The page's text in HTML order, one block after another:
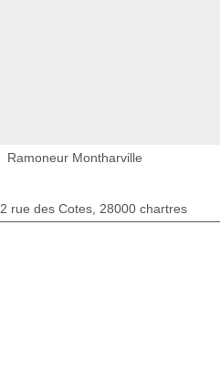
Ramoneur Montharville
2 rue des Cotes, 28000 chartres